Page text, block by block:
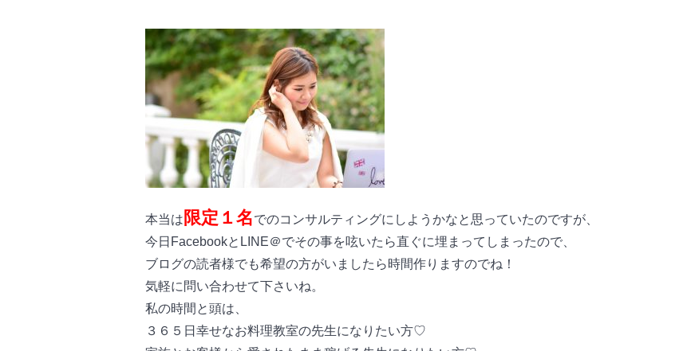
本当は 限定１名でのコンサルティングにしようかなと思っていたのですが、
今日FacebookとLINE＠でその事を呟いたら直ぐに埋まってしまったので、
ブログの読者様でも希望の方がいましたら時間作りますのでね！
気軽に問い合わせて下さいね。
私の時間と頭は、
３６５日幸せなお料理教室の先生になりたい方♡